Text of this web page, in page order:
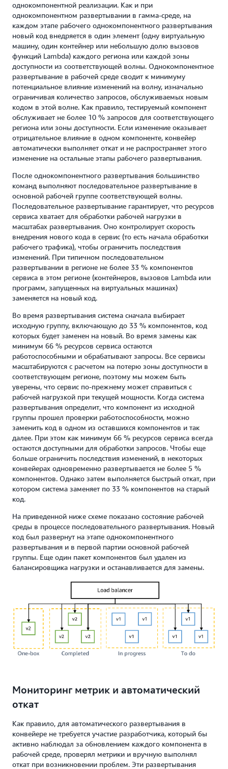
однокомпонентной реализации. Как и при
однокомпонентном развертывании в гамма-среде, на
каждом этапе рабочего однокомпонентного развертывания
новый код внедряется в один элемент (одну виртуальную
машину, один контейнер или небольшую долю вызовов
функций Lambda) каждого региона или каждой зоны
доступности из соответствующей волны. Однокомпонентное
развертывание в рабочей среде сводит к минимуму
потенциальное влияние изменений на волну, изначально
ограничивая количество запросов, обслуживаемых новым
кодом в этой волне. Как правило, тестируемый компонент
обслуживает не более 10 % запросов для соответствующего
региона или зоны доступности. Если изменение оказывает
отрицательное влияние в одном компоненте, конвейер
автоматически выполняет откат и не распространяет этого
изменение на остальные этапы рабочего развертывания.
После однокомпонентного развертывания большинство
команд выполняют последовательное развертывание в
основной рабочей группе соответствующей волны.
Последовательное развертывание гарантирует, что ресурсов
сервиса хватает для обработки рабочей нагрузки в
масштабах развертывания. Оно контролирует скорость
внедрения нового кода в сервис (то есть начала обработки
рабочего трафика), чтобы ограничить последствия
изменений. При типичном последовательном
развертывании в регионе не более 33 % компонентов
сервиса в этом регионе (контейнеров, вызовов Lambda или
программ, запущенных на виртуальных машинах)
заменяется на новый код.
Во время развертывания система сначала выбирает
исходную группу, включающую до 33 % компонентов, код
которых будет заменен на новый. Во время замены как
минимум 66 % ресурсов сервиса остаются
работоспособными и обрабатывают запросы. Все сервисы
масштабируются с расчетом на потерю зоны доступности в
соответствующем регионе, поэтому мы можем быть
уверены, что сервис по-прежнему может справиться с
рабочей нагрузкой при текущей мощности. Когда система
развертывания определит, что компонент из исходной
группы прошел проверки работоспособности, можно
заменить код в одном из оставшихся компонентов и так
далее. При этом как минимум 66 % ресурсов сервиса всегда
остаются доступными для обработки запросов. Чтобы еще
больше ограничить последствия изменений, в некоторых
конвейерах одновременно развертывается не более 5 %
компонентов. Однако затем выполняется быстрый откат, при
котором система заменяет по 33 % компонентов на старый
код.
На приведенной ниже схеме показано состояние рабочей
среды в процессе последовательного развертывания. Новый
код был развернут на этапе однокомпонентного
развертывания и в первой партии основной рабочей
группы. Еще один пакет компонентов был удален из
балансировщика нагрузки и останавливается для замены.
Мониторинг метрик и автоматический
откат
Как правило, для автоматического развертывания в
конвейере не требуется участие разработчика, который бы
активно наблюдал за обновлением каждого компонента в
рабочей среде, проверял метрики и вручную выполнял
откат при возникновении проблем. Эти развертывания